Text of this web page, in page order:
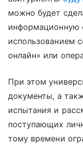
можно будет
информационную
использованием
онлайн» или
При этом
документы, а
испытания и
поступающих
тому времени